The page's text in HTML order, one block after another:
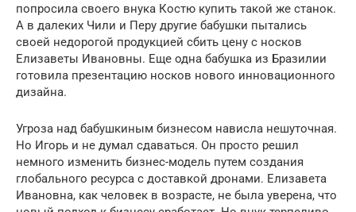
попросила своего внука Костю купить такой же станок.
А в далеких Чили и Перу другие бабушки пытались
своей недорогой продукцией сбить цену с носков
Елизаветы Ивановны. Еще одна бабушка из Бразилии
готовила презентацию носков нового инновационного
дизайна.
Угроза над бабушкиным бизнесом нависла нешуточная.
Но Игорь и не думал сдаваться. Он просто решил
немного изменить бизнес-модель путем создания
глобального ресурса с доставкой дронами. Елизавета
Ивановна, как человек в возрасте, не была уверена, что